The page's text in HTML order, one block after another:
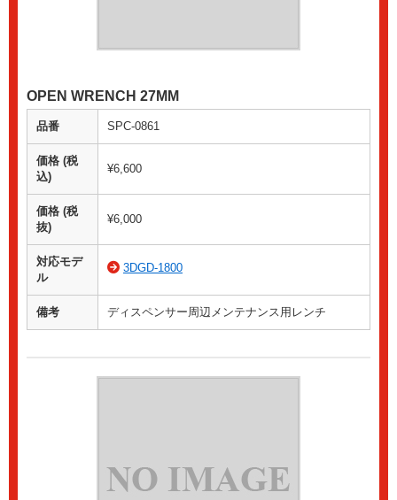
OPEN WRENCH 27MM
品番 SPC-0861
価格 (税
込)
¥6,600
価格 (税
抜)
¥6,000
対応モデ
ル
3DGD-1800
備考 ディスペンサー周辺メンテナンス用レンチ